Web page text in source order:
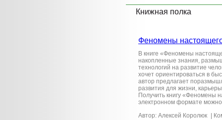
Книжная полка
Феномены
В книге «Феномены
накопленные знания,
технологий на развитие
хочет ориентироваться в
автор предлагает
развития для жизни,
Получить книгу «Феномены
электронном формате
Автор: Алексей Королюк |